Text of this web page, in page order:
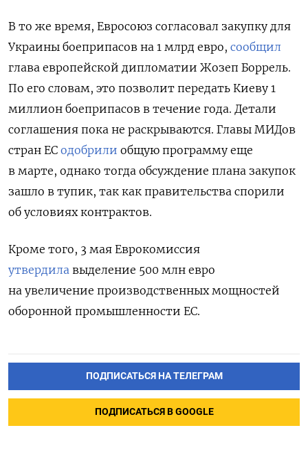
В то же время, Евросоюз согласовал закупку для
Украины боеприпасов на 1 млрд евро, сообщил
глава европейской дипломатии Жозеп Боррель.
По его словам, это позволит передать Киеву 1
миллион боеприпасов в течение года. Детали
соглашения пока не раскрываются. Главы МИДов
стран ЕС одобрили общую программу еще
в марте, однако тогда обсуждение плана закупок
зашло в тупик, так как правительства спорили
об условиях контрактов.
Кроме того, 3 мая Еврокомиссия
утвердила выделение 500 млн евро
на увеличение производственных мощностей
оборонной промышленности ЕС.
ПОДПИСАТЬСЯ НА ТЕЛЕГРАМ
ПОДПИСАТЬСЯ В GOOGLE